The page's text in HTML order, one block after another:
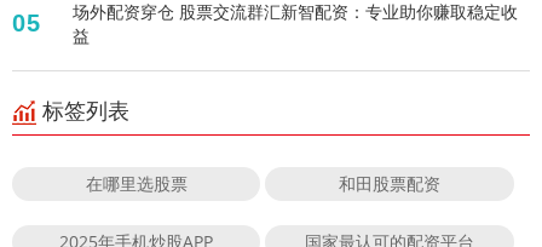
05
场外配资穿仓 股票交流群汇新智配资：专业助你赚取稳定收
益
标签列表
在哪里选股票 和田股票配资
2025年手机炒股APP 国家最认可的配资平台